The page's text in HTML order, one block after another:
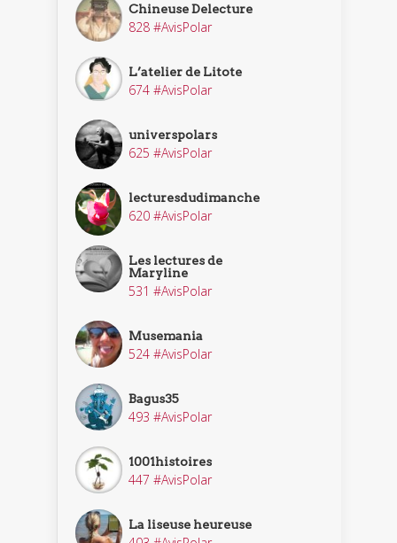
Chineuse Delecture
828 #AvisPolar
L’atelier de Litote
674 #AvisPolar
universpolars
625 #AvisPolar
lecturesdudimanche
620 #AvisPolar
Les lectures de
Maryline
531 #AvisPolar
Musemania
524 #AvisPolar
Bagus35
493 #AvisPolar
1001histoires
447 #AvisPolar
La liseuse heureuse